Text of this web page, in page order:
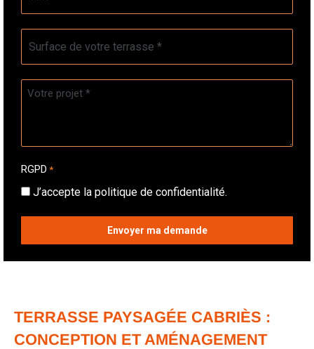
de
votre
terrasse
RGPD *
J’accepte la politique de confidentialité.
TERRASSE PAYSAGÉE CABRIÈS :
CONCEPTION ET AMÉNAGEMENT